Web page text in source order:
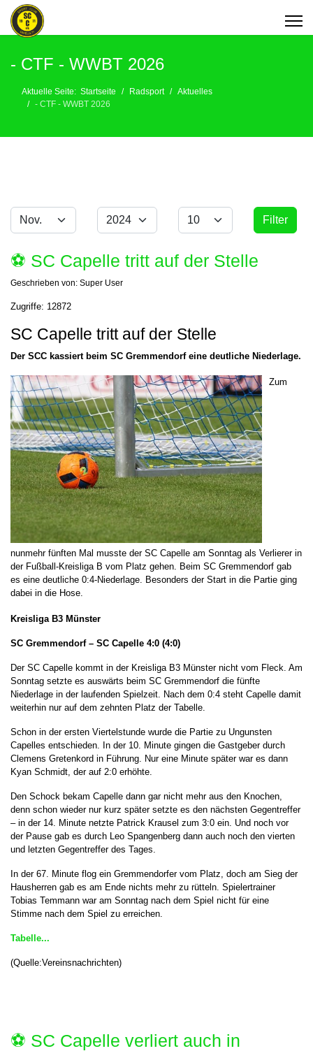
- CTF - WWBT 2026
Aktuelle Seite: Startseite Radsport
Aktuelles
- CTF - WWBT 2026
Filter
Monat Jahr Anzeige #
Filter
⚽️ SC Capelle tritt auf der Stelle
Geschrieben von: Super User
Zugriffe: 12872
SC Capelle tritt auf der Stelle
Der SCC kassiert beim SC Gremmendorf eine deutliche Niederlage.
Zum
nunmehr fünften Mal musste der SC Capelle am Sonntag als Verlierer in
der Fußball-Kreisliga B vom Platz gehen. Beim SC Gremmendorf gab
es eine deutliche 0:4-Niederlage. Besonders der Start in die Partie ging
dabei in die Hose.
Kreisliga B3 Münster
SC Gremmendorf – SC Capelle 4:0 (4:0)
Der SC Capelle kommt in der Kreisliga B3 Münster nicht vom Fleck. Am
Sonntag setzte es auswärts beim SC Gremmendorf die fünfte
Niederlage in der laufenden Spielzeit. Nach dem 0:4 steht Capelle damit
weiterhin nur auf dem zehnten Platz der Tabelle.
Schon in der ersten Viertelstunde wurde die Partie zu Ungunsten
Capelles entschieden. In der 10. Minute gingen die Gastgeber durch
Clemens Gretenkord in Führung. Nur eine Minute später war es dann
Kyan Schmidt, der auf 2:0 erhöhte.
Den Schock bekam Capelle dann gar nicht mehr aus den Knochen,
denn schon wieder nur kurz später setzte es den nächsten Gegentreffer
– in der 14. Minute netzte Patrick Krausel zum 3:0 ein. Und noch vor
der Pause gab es durch Leo Spangenberg dann auch noch den vierten
und letzten Gegentreffer des Tages.
In der 67. Minute flog ein Gremmendorfer vom Platz, doch am Sieg der
Hausherren gab es am Ende nichts mehr zu rütteln. Spielertrainer
Tobias Temmann war am Sonntag nach dem Spiel nicht für eine
Stimme nach dem Spiel zu erreichen.
Tabelle...
(Quelle:Vereinsnachrichten)
⚽️ SC Capelle verliert auch in